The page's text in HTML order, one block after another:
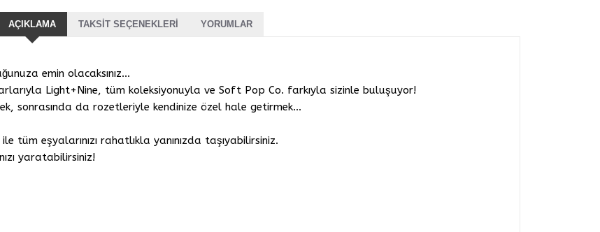
AÇIKLAMA TAKSIT SEÇENEKLERI YORUMLAR
emin olacaksınız...
Light+Nine, tüm koleksiyonuyla ve Soft Pop Co. farkıyla sizinle buluşuyor!
sonrasında da rozetleriyle kendinize özel hale getirmek...
tüm eşyalarınızı rahatlıkla yanınızda taşıyabilirsiniz.
yaratabilirsiniz!